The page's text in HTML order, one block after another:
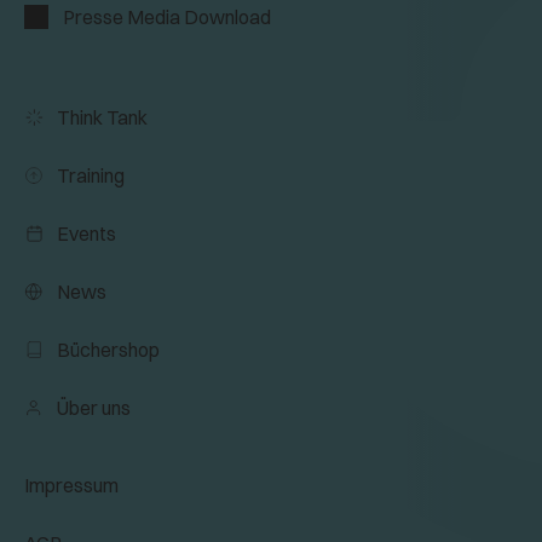
Presse Media Download
Think Tank
Training
Events
News
Büchershop
Über uns
Impressum